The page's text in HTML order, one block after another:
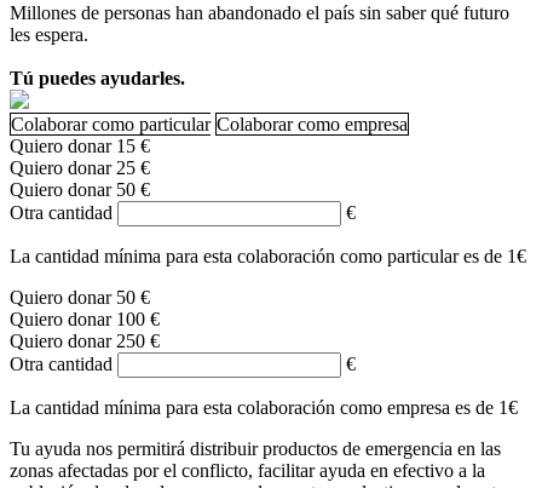
Millones de personas han abandonado el país sin saber qué futuro
les espera.
Tú puedes ayudarles.
Colaborar como particular Colaborar como empresa
Quiero donar 15 €
Quiero donar 25 €
Quiero donar 50 €
Otra cantidad
€
La cantidad mínima para esta colaboración como particular es de 1€
Quiero donar 50 €
Quiero donar 100 €
Quiero donar 250 €
Otra cantidad
€
La cantidad mínima para esta colaboración como empresa es de 1€
Tu ayuda nos permitirá distribuir productos de emergencia en las
zonas afectadas por el conflicto, facilitar ayuda en efectivo a la